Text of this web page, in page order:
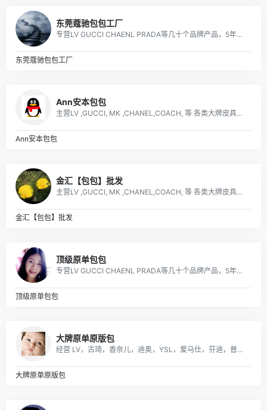
东莞蔻驰包包工厂
专营LV GUCCI CHAENL PRADA等几十个品牌产品，5年的品牌经营经验，最低价出货，质量保证，10天无理由退换
东莞蔻驰包包工厂
Ann安本包包
主营LV ,GUCCI, MK ,CHANEL,COACH, 等 各类大牌皮具、男女包、钱包. 描述: 广州 厂家直销 ，价格优惠
Ann安本包包
金汇【包包】批发
主营LV ,GUCCI, MK ,CHANEL,COACH, 等 各类大牌皮具、男女包、钱包. 描述: 广州 厂家直销 ，价格优惠
金汇【包包】批发
顶级原单包包
专营LV GUCCI CHAENL PRADA等几十个品牌产品，5年的品牌经营经验，最低价出货，质量保证，10天无理由退换
顶级原单包包
大牌原单原版包
经营 LV，古琦，香奈儿，迪奥，YSL，爱马仕，芬迪，普拉达等国际一线名包，工厂放货，外贸首选。
大牌原单原版包